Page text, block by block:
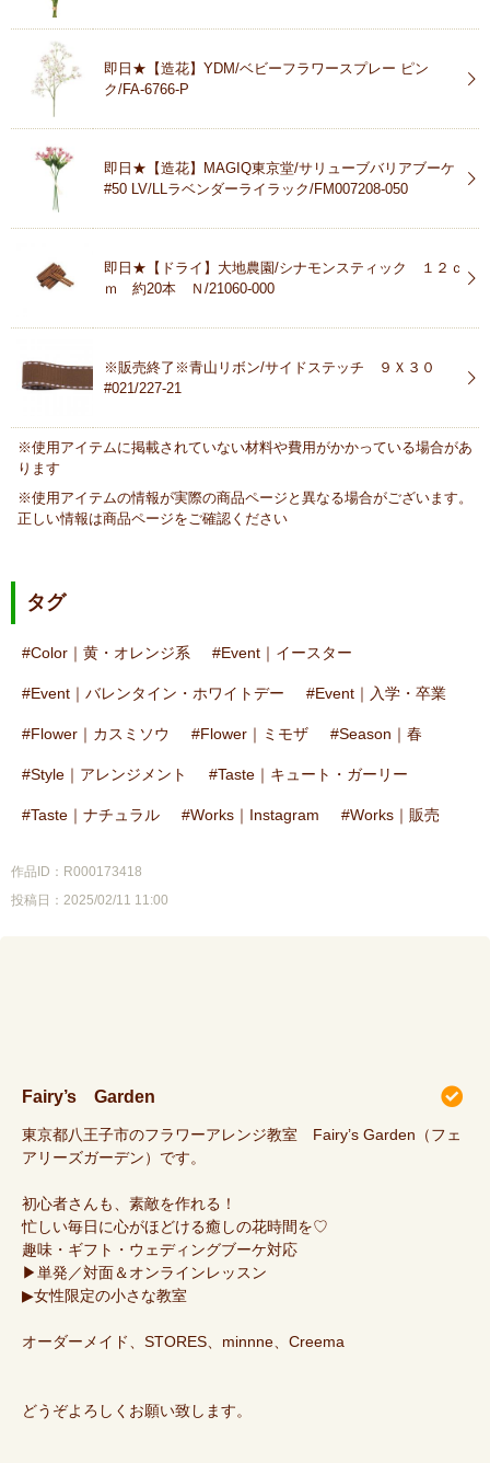
即日★【造花】YDM/ベビーフラワースプレー ピン
ク/FA-6766-P
即日★【造花】MAGIQ東京堂/サリューブバリアブーケ
#50 LV/LLラベンダーライラック/FM007208-050
即日★【ドライ】大地農園/シナモンスティック １２ｃ
ｍ 約20本 Ｎ/21060-000
※販売終了※青山リボン/サイドステッチ ９Ｘ３０
#021/227-21
※使用アイテムに掲載されていない材料や費用がかかっている場合があ
ります
※使用アイテムの情報が実際の商品ページと異なる場合がございます。
正しい情報は商品ページをご確認ください
タグ
Color｜黄・オレンジ系 Event｜イースター
Event｜バレンタイン・ホワイトデー Event｜入学・卒業
Flower｜カスミソウ Flower｜ミモザ Season｜春
Style｜アレンジメント Taste｜キュート・ガーリー
Taste｜ナチュラル Works｜Instagram Works｜販売
作品ID：R000173418
投稿日：2025/02/11 11:00
Fairy’s Garden
東京都八王子市のフラワーアレンジ教室 Fairy’s Garden（フェ
アリーズガーデン）です。
初心者さんも、素敵を作れる！
忙しい毎日に心がほどける癒しの花時間を♡
趣味・ギフト・ウェディングブーケ対応
▶単発／対面＆オンラインレッスン
▶女性限定の小さな教室
オーダーメイド、STORES、minnne、Creema
どうぞよろしくお願い致します。